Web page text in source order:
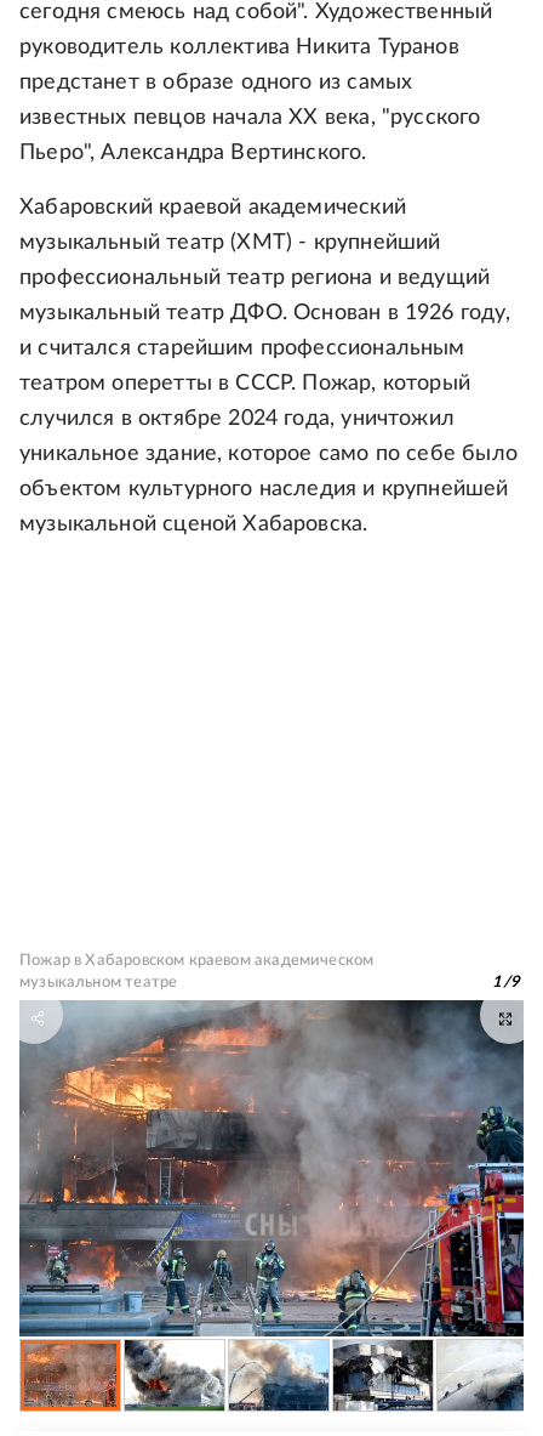
сегодня смеюсь над собой". Художественный
руководитель коллектива Никита Туранов
предстанет в образе одного из самых
известных певцов начала XX века, "русского
Пьеро", Александра Вертинского.
Хабаровский краевой академический
музыкальный театр (ХМТ) - крупнейший
профессиональный театр региона и ведущий
музыкальный театр ДФО. Основан в 1926 году,
и считался старейшим профессиональным
театром оперетты в СССР. Пожар, который
случился в октябре 2024 года, уничтожил
уникальное здание, которое само по себе было
объектом культурного наследия и крупнейшей
музыкальной сценой Хабаровска.
Пожар в Хабаровском краевом академическом
музыкальном театре
1/9